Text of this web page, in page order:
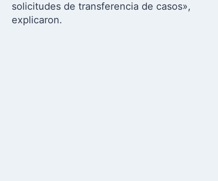
solicitudes de transferencia de casos»,
explicaron.